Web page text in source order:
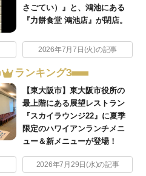
さごてい）』と、鴻池にある
『力餅食堂 鴻池店』が閉店。
2026年7月7日(火)の記事
ランキング3
【東大阪市】東大阪市役所の
最上階にある展望レストラン
『スカイラウンジ22』に夏季
限定のハワイアンランチメニ
ュー＆新メニューが登場！
2026年7月29日(水)の記事